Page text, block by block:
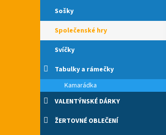
Sošky
Společenské hry
Svíčky
Tabulky a rámečky
Kamarádka
VALENTÝNSKÉ DÁRKY
ŽERTOVNÉ OBLEČENÍ